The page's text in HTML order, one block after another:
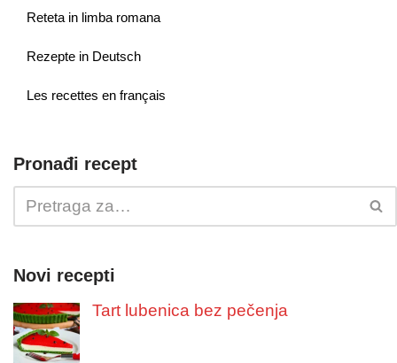
Reteta in limba romana
Rezepte in Deutsch
Les recettes en français
Pronađi recept
Novi recepti
Tart lubenica bez pečenja